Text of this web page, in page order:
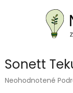
Sonett
Priemerné
Neohodnotené